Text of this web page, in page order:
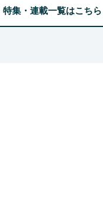
特集・連載一覧はこちら